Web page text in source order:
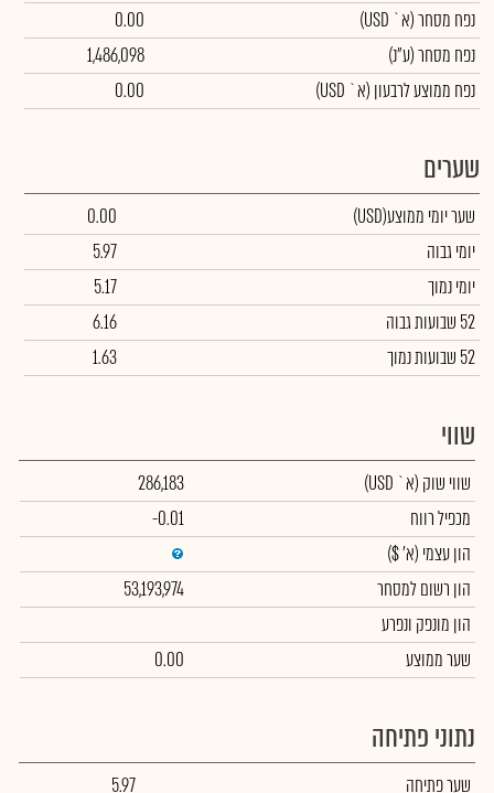
נפח מסחר(א` USD)
0.00
נפח מסחר(ע"נ)
1,486,098
נפח ממוצע לרבעון (א` USD)
0.00
שערים
שער יומי ממוצע(USD)
0.00
יומי גבוה
5.97
יומי נמוך
5.17
52 שבועות גבוה
6.16
52 שבועות נמוך
1.63
שווי
שווי שוק (א` USD)
286,183
מכפיל רווח
-0.01
הון עצמי (א' $)
הון רשום למסחר
53,193,974
הון מונפק ונפרע
שער ממוצע
0.00
נתוני פתיחה
שער פתיחה 5.97